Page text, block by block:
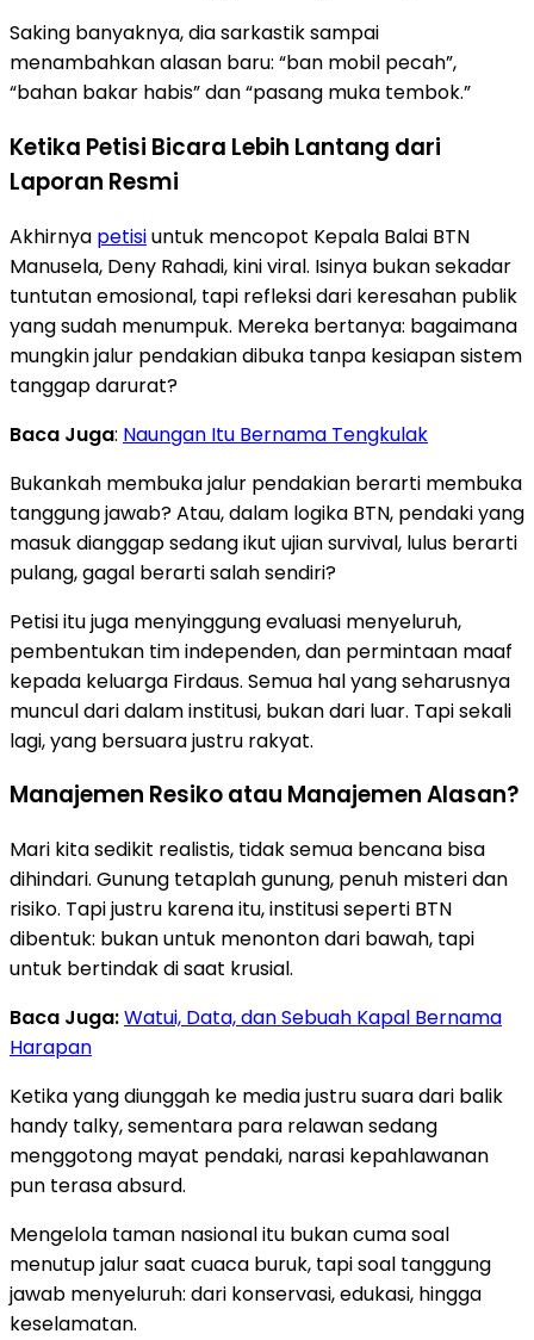
Saking banyaknya, dia sarkastik sampai
menambahkan alasan baru: “ban mobil pecah”,
“bahan bakar habis” dan “pasang muka tembok.”
Ketika Petisi Bicara Lebih Lantang dari
Laporan Resmi
Akhirnya petisiuntuk mencopot Kepala Balai BTN
Manusela, Deny Rahadi, kini viral. Isinya bukan sekadar
tuntutan emosional, tapi refleksi dari keresahan publik
yang sudah menumpuk. Mereka bertanya: bagaimana
mungkin jalur pendakian dibuka tanpa kesiapan sistem
tanggap darurat?
Baca Juga: Naungan Itu Bernama Tengkulak
Bukankah membuka jalur pendakian berarti membuka
tanggung jawab? Atau, dalam logika BTN, pendaki yang
masuk dianggap sedang ikut ujian survival, lulus berarti
pulang, gagal berarti salah sendiri?
Petisi itu juga menyinggung evaluasi menyeluruh,
pembentukan tim independen, dan permintaan maaf
kepada keluarga Firdaus. Semua hal yang seharusnya
muncul dari dalam institusi, bukan dari luar. Tapi sekali
lagi, yang bersuara justru rakyat.
Manajemen Resiko atau Manajemen Alasan?
Mari kita sedikit realistis, tidak semua bencana bisa
dihindari. Gunung tetaplah gunung, penuh misteri dan
risiko. Tapi justru karena itu, institusi seperti BTN
dibentuk: bukan untuk menonton dari bawah, tapi
untuk bertindak di saat krusial.
Baca Juga:Watui, Data, dan Sebuah Kapal Bernama
Harapan
Ketika yang diunggah ke media justru suara dari balik
handy talky, sementara para relawan sedang
menggotong mayat pendaki, narasi kepahlawanan
pun terasa absurd.
Mengelola taman nasional itu bukan cuma soal
menutup jalur saat cuaca buruk, tapi soal tanggung
jawab menyeluruh: dari konservasi, edukasi, hingga
keselamatan.